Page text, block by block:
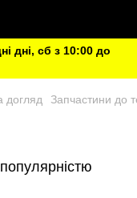
дні, сб з 10:00 до
догляд Запчастини до